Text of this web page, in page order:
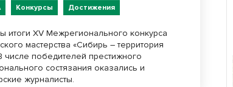
Конкурсы Достижения
итоги ХV Межрегионального конкурса
мастерства «Сибирь – территория
числе победителей престижного
состязания оказались и
журналисты.